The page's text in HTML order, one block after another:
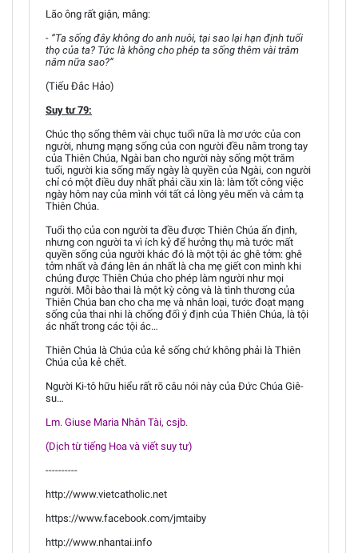
Lão ông rất giận, mắng:
- “Ta sống đây không do anh nuôi, tại sao lại hạn định tuổi
thọ của ta? Tức là không cho phép ta sống thêm vài trăm
năm nữa sao?”
(Tiếu Đắc Hảo)
Suy tư 79:
Chúc thọ sống thêm vài chục tuổi nữa là mơ ước của con
người, nhưng mạng sống của con người đều nằm trong tay
của Thiên Chúa, Ngài ban cho người này sống một trăm
tuổi, người kia sống mấy ngày là quyền của Ngài, con người
chỉ có một điều duy nhất phải cầu xin là: làm tốt công việc
ngày hôm nay của mình với tất cả lòng yêu mến và cảm tạ
Thiên Chúa.
Tuổi thọ của con người ta đều được Thiên Chúa ấn định,
nhưng con người ta vì ích kỷ để hưởng thụ mà tước mất
quyền sống của người khác đó là một tội ác ghê tởm: ghê
tởm nhất và đáng lên án nhất là cha mẹ giết con mình khi
chúng được Thiên Chúa cho phép làm người như mọi
người. Mỗi bào thai là một kỳ công và là tình thương của
Thiên Chúa ban cho cha mẹ và nhân loại, tước đoạt mạng
sống của thai nhi là chống đối ý định của Thiên Chúa, là tội
ác nhất trong các tội ác…
Thiên Chúa là Chúa của kẻ sống chứ không phải là Thiên
Chúa của kẻ chết.
Người Ki-tô hữu hiểu rất rõ câu nói này của Đức Chúa Giê-
su…
Lm. Giuse Maria Nhân Tài, csjb.
(Dịch từ tiếng Hoa và viết suy tư)
----------
http://www.vietcatholic.net
https://www.facebook.com/jmtaiby
http://www.nhantai.info